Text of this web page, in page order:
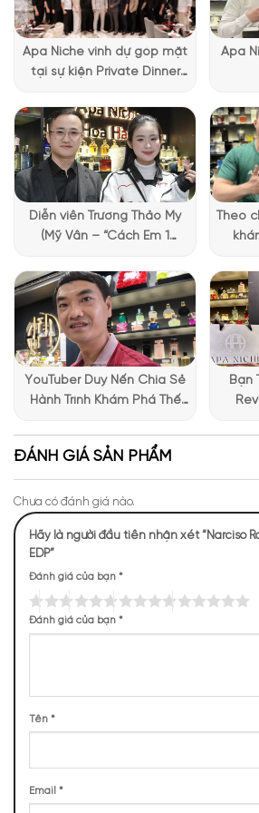
gam hồng đặc trưng, nhẹ nhàng và
kế hình lục giác độc đáo. Chai nước
chỉ là một đối tượng trang trí. Mà đó
nhiều khía cạnh của người phụ nữ, thể
trong việc khắc họa tinh thần củaAll
thông qua thiết kế này.
Mùi hương All Of Me EDP sắc sảo,
NHỮNG NOTE HƯƠNG
THỰC TẾ
TOP NOTES
Apa Niche vinh dự góp mặt
tại sự kiện Private Dinner
Vietnam
Apa
Diễn viên Trương Thảo My
(Mỹ Vân – “Cách Em 1
chia sẻ trải nghiệm chọn
nước hoa đầy thú vị
Theo
YouTuber Duy Nến Chia Sẻ
Hành Trình Khám Phá Thế
Bạn
ĐÁNH GIÁ SẢN PHẨM
Chưa có đánh giá nào.
Hãy là người đầu tiên nhận xét “Narciso
EDP”
Đánh giá của bạn *
Đánh giá của bạn *
Tên *
Email *